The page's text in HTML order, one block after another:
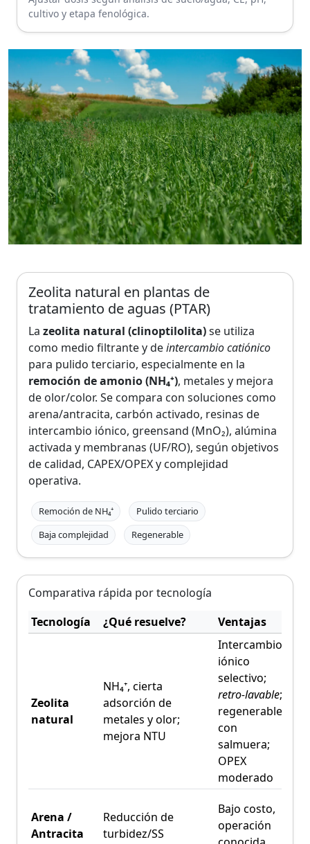
cultivo y etapa fenológica.
Zeolita natural en plantas de
tratamiento de aguas (PTAR)
La zeolita natural (clinoptilolita)se utiliza
como medio filtrante y deintercambio catiónico
para pulido terciario, especialmente en la
remoción de amonio (NH₄⁺), metales y mejora
de olor/color. Se compara con soluciones como
arena/antracita, carbón activado, resinas de
intercambio iónico, greensand (MnO₂), alúmina
activada y membranas (UF/RO), según objetivos
de calidad, CAPEX/OPEX y complejidad
operativa.
Remoción de NH₄⁺
Pulido terciario
Baja complejidad
Regenerable
Comparativa rápida por tecnología
Tecnología
¿Qué resuelve? Ventajas
Zeolita
natural
NH₄⁺, cierta
adsorción de
metales y olor;
mejora NTU
Intercambio
iónico
selectivo;
retro-lavable;
regenerable
con
salmuera;
OPEX
moderado
Arena /
Antracita
Reducción de
turbidez/SS
Bajo costo,
operación